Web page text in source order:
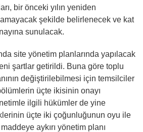
bir önceki yılın yeniden
şekilde belirlenecek ve kat
sunulacak.
site yönetim planlarında yapılacak
şartlar getirildi. Buna göre toplu
değiştirilebilmesi için temsilciler
üçte ikisinin onayı
ilgili hükümler de yine
üçte iki çoğunluğunun oyu ile
aykırı yönetim planı